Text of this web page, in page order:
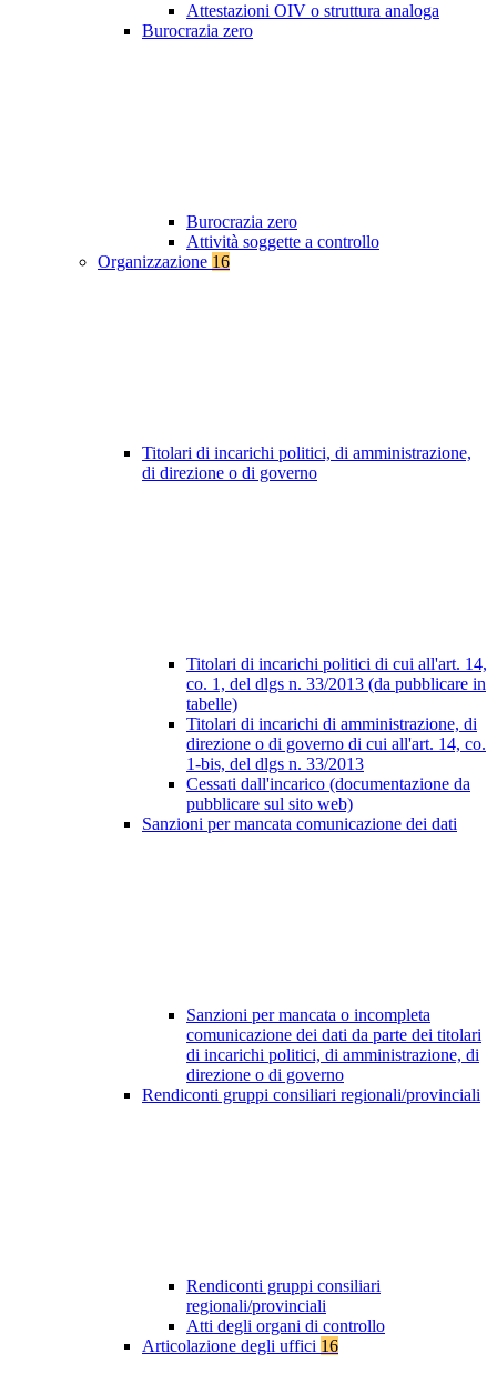
Attestazioni OIV o struttura analoga
Burocrazia zero
Burocrazia zero
Attività soggette a controllo
Organizzazione 16
Titolari di incarichi politici, di amministrazione,
di direzione o di governo
Titolari di incarichi politici di cui all'art. 14,
co. 1, del dlgs n. 33/2013 (da pubblicare in
tabelle)
Titolari di incarichi di amministrazione, di
direzione o di governo di cui all'art. 14, co.
1-bis, del dlgs n. 33/2013
Cessati dall'incarico (documentazione da
pubblicare sul sito web)
Sanzioni per mancata comunicazione dei dati
Sanzioni per mancata o incompleta
comunicazione dei dati da parte dei titolari
di incarichi politici, di amministrazione, di
direzione o di governo
Rendiconti gruppi consiliari regionali/provinciali
Rendiconti gruppi consiliari
regionali/provinciali
Atti degli organi di controllo
Articolazione degli uffici 16